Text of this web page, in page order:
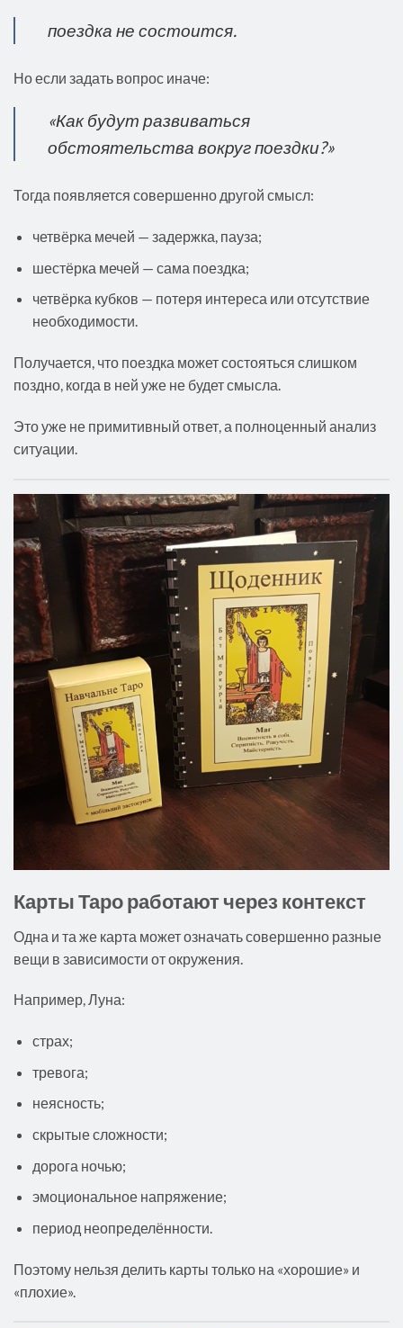
поездка не состоится.
Но если задать вопрос иначе:
«Как будут развиваться
обстоятельства вокруг поездки?»
Тогда появляется совершенно другой смысл:
четвёрка мечей — задержка, пауза;
шестёрка мечей — сама поездка;
четвёрка кубков — потеря интереса или отсутствие
необходимости.
Получается, что поездка может состояться слишком
поздно, когда в ней уже не будет смысла.
Это уже не примитивный ответ, а полноценный анализ
ситуации.
Карты Таро работают через контекст
Одна и та же карта может означать совершенно разные
вещи в зависимости от окружения.
Например, Луна:
страх;
тревога;
неясность;
скрытые сложности;
дорога ночью;
эмоциональное напряжение;
период неопределённости.
Поэтому нельзя делить карты только на «хорошие» и
«плохие».